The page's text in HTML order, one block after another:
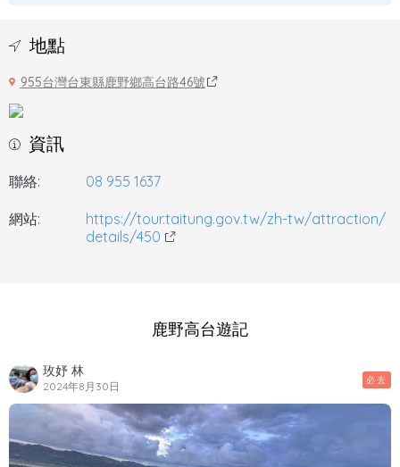
地點
955台灣台東縣鹿野鄉高台路46號
資訊
聯絡: 08 955 1637
網站:
https://tour.taitung.gov.tw/zh-tw/attraction/
details/450
鹿野高台遊記
玫妤 林
2024年8月30日 必去